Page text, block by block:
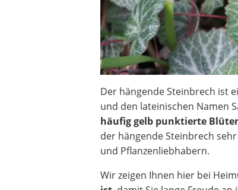
Der hängende Steinbrech ist
und den lateinischen Namen
häufig gelb punktierte
der hängende Steinbrech
und Pflanzenliebhabern.
Wir zeigen Ihnen hier bei